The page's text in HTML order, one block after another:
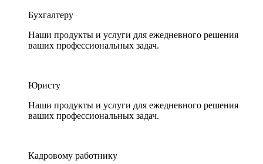
Бухгалтеру
Наши продукты и услуги для ежедневного решения
ваших профессиональных задач.
Юристу
Наши продукты и услуги для ежедневного решения
ваших профессиональных задач.
Кадровому работнику